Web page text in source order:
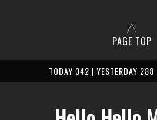
PAGE TOP
TODAY 342 | YESTERDAY